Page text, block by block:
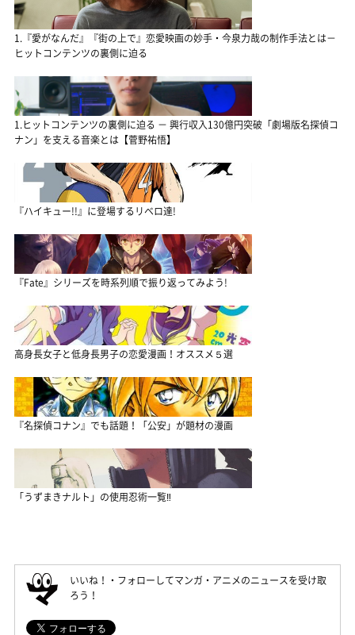
1.『愛がなんだ』『街の上で』恋愛映画の妙手・今泉力哉の制作手法とは－
ヒットコンテンツの裏側に迫る
1.ヒットコンテンツの裏側に迫る － 興行収入130億円突破「劇場版名探偵コ
ナン」を支える音楽とは【菅野祐悟】
『ハイキュー!!』に登場するリベロ達!
『Fate』シリーズを時系列順で振り返ってみよう!
高身長女子と低身長男子の恋愛漫画！オススメ５選
『名探偵コナン』でも話題！「公安」が題材の漫画
「うずまきナルト」の使用忍術一覧‼
いいね！・フォローしてマンガ・アニメのニュースを受け取
ろう！